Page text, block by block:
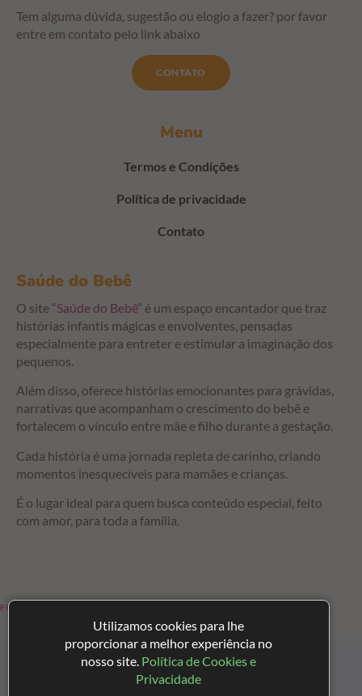
Saúde do Bebê
O site “Saúde do Bebê” é um espaço encantador que traz
histórias infantis mágicas e envolventes, pensadas
especialmente para entreter e estimular a imaginação dos
pequenos.
Além disso, oferece histórias emocionantes para grávidas,
narrativas que acompanham o crescimento do bebê e
fortalecem o vínculo entre mãe e filho durante a gestação.
Cada história é uma jornada repleta de carinho, criando
momentos inesquecíveis para mamães e crianças.
É o lugar ideal para quem busca conteúdo especial, feito
com amor, para toda a família.
Menu
Termos e Condições
Política de privacidade
Contato
Tem alguma dúvida, sugestão ou elogio a fazer? por favor
entre em contato pelo link abaixo
CONTATO
Utilizamos cookies para lhe
proporcionar a melhor experiência no
nosso site. Política de Cookies e
Privacidade